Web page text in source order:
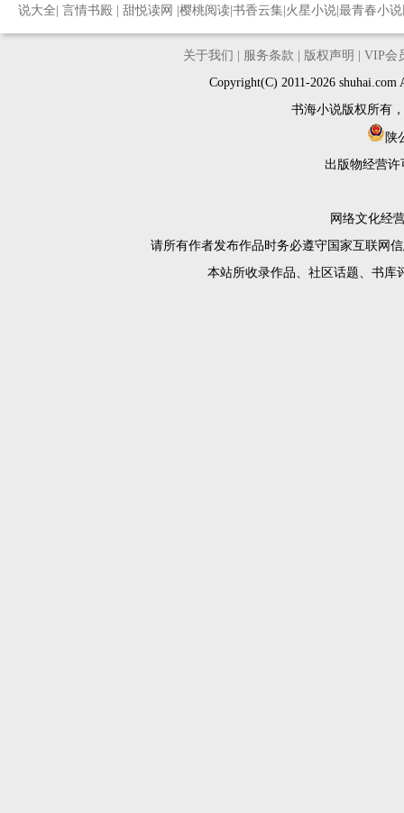
说大全 言情书殿 甜悦读网 樱桃阅读 书香云集 火星小说 最青春小
关于我们 服务条款 版权声明
VIP会
Copyright(C) 2011-2026
书海小说版权所有
陕
出版物经营许
网络文化经
请所有作者发布作品时务必遵守国家互联网
本站所收录作品、社区话题、书库